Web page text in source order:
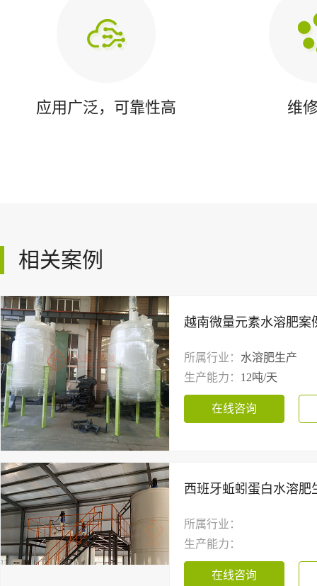
应用广泛，可靠性高 维
相关案例
越南微量元素水溶肥案
所属行业： 水溶肥生产
生产能力： 12吨/天
在线咨询
西班牙蚯蚓蛋白水溶肥
所属行业：
生产能力：
在线咨询